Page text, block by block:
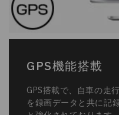
GPS搭載で、自車の走
を録画データと共に記
と強化されております。